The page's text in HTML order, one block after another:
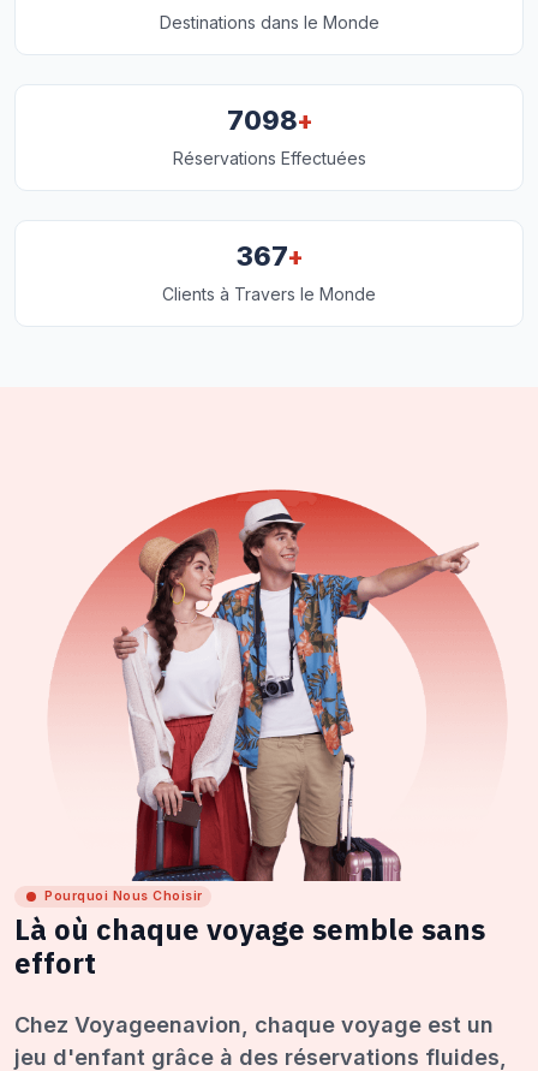
Destinations dans le Monde
7098+
Réservations Effectuées
367+
Clients à Travers le Monde
Pourquoi Nous Choisir
Là où chaque voyage semble sans
effort
Chez Voyageenavion, chaque voyage est un
jeu d'enfant grâce à des réservations fluides,